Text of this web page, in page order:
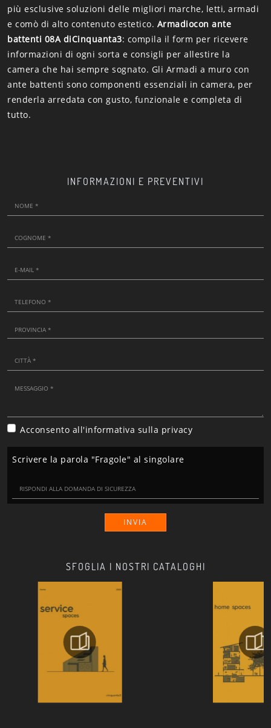
più esclusive soluzioni delle migliori marche, letti, armadi
e comò di alto contenuto estetico. Armadiocon ante
battenti 08A diCinquanta3: compila il form per ricevere
informazioni di ogni sorta e consigli per allestire la
camera che hai sempre sognato. Gli Armadi a muro con
ante battenti sono componenti essenziali in camera, per
renderla arredata con gusto, funzionale e completa di
tutto.
SFOGLIA I NOSTRI CATALOGHI
INFORMAZIONI E PREVENTIVI
Acconsento all'informativa sulla privacy
Scrivere la parola "Fragole" al singolare
INVIA